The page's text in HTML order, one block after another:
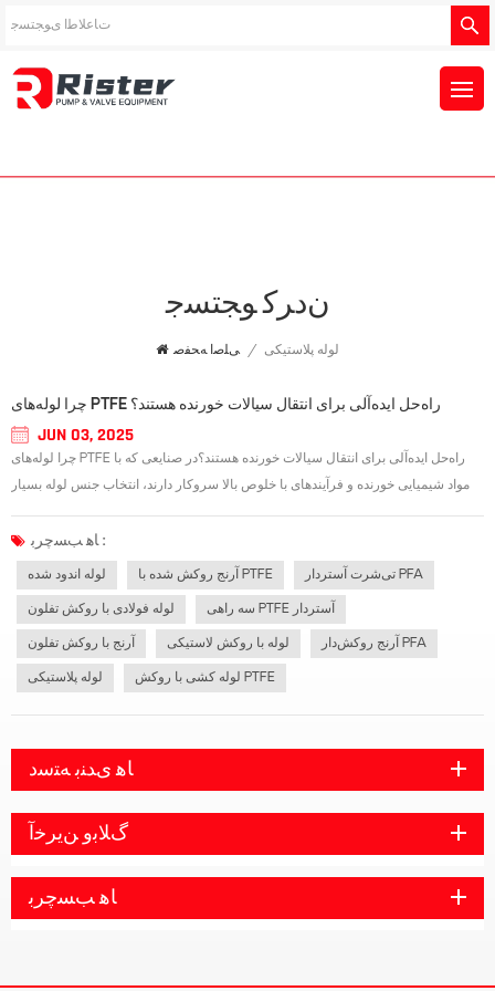
ﻥﺩﺮﮐ ﻮﺠﺘﺴﺟ
ﯽﻠﺻﺍ ﻪﺤﻔﺻ / لوله پلاستیکی
چرا لوله‌های PTFE راه‌حل ایده‌آلی برای انتقال سیالات خورنده هستند؟
JUN 03, 2025
چرا لوله‌های PTFE راه‌حل ایده‌آلی برای انتقال سیالات خورنده هستند؟در صنایعی که با
مواد شیمیایی خورنده و فرآیندهای با خلوص بالا سروکار دارند، انتخاب جنس لوله بسیار
ﺎﻫ ﺐﺴﭼﺮﺑ :
لوله اندود شده آرنج روکش شده با PTFE تی‌شرت آستردار PFA
لوله فولادی با روکش تفلون سه راهی PTFE آستردار
آرنج با روکش تفلون لوله با روکش لاستیکی آرنج روکش‌دار PFA
لوله پلاستیکی لوله کشی با روکش PTFE
ﺎﻫ ﯼﺪﻨﺑ ﻪﺘﺳﺩ
ﮒﻼ ﺑﻭ ﻦﯾﺮﺧﺁ
ﺎﻫ ﺐﺴﭼﺮﺑ